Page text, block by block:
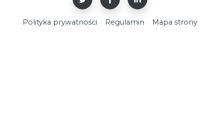
Polityka prywatności Regulamin Mapa strony